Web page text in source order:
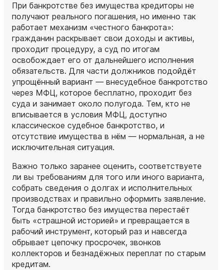
При банкротстве без имущества кредиторы не
получают реального погашения, но именно так
работает механизм «честного банкрота»:
гражданин раскрывает свои доходы и активы,
проходит процедуру, а суд по итогам
освобождает его от дальнейшего исполнения
обязательств. Для части должников подойдёт
упрощённый вариант — внесудебное банкротство
через МФЦ, которое бесплатно, проходит без
суда и занимает около полугода. Тем, кто не
вписывается в условия МФЦ, доступно
классическое судебное банкротство, и
отсутствие имущества в нём — нормальная, а не
исключительная ситуация.
Важно только заранее оценить, соответствуете
ли вы требованиям для того или иного варианта,
собрать сведения о долгах и исполнительных
производствах и правильно оформить заявление.
Тогда банкротство без имущества перестаёт
быть «страшной историей» и превращается в
рабочий инструмент, который раз и навсегда
обрывает цепочку просрочек, звонков
коллекторов и безнадёжных переплат по старым
кредитам.